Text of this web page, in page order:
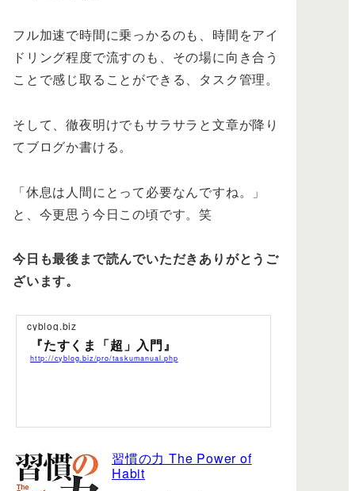
フル加速で時間に乗っかるのも、時間をアイ
ドリング程度で流すのも、その場に向き合う
ことで感じ取ることができる、タスク管理。
そして、徹夜明けでもサラサラと文章が降り
てブログか書ける。
「休息は人間にとって必要なんですね。」
と、今更思う今日この頃です。笑
今日も最後まで読んでいただきありがとうご
ざいます。
cyblog.biz
『たすくま「超」入門』
http://cyblog.biz/pro/taskumanual.php
習慣の力 The Power of
Habit